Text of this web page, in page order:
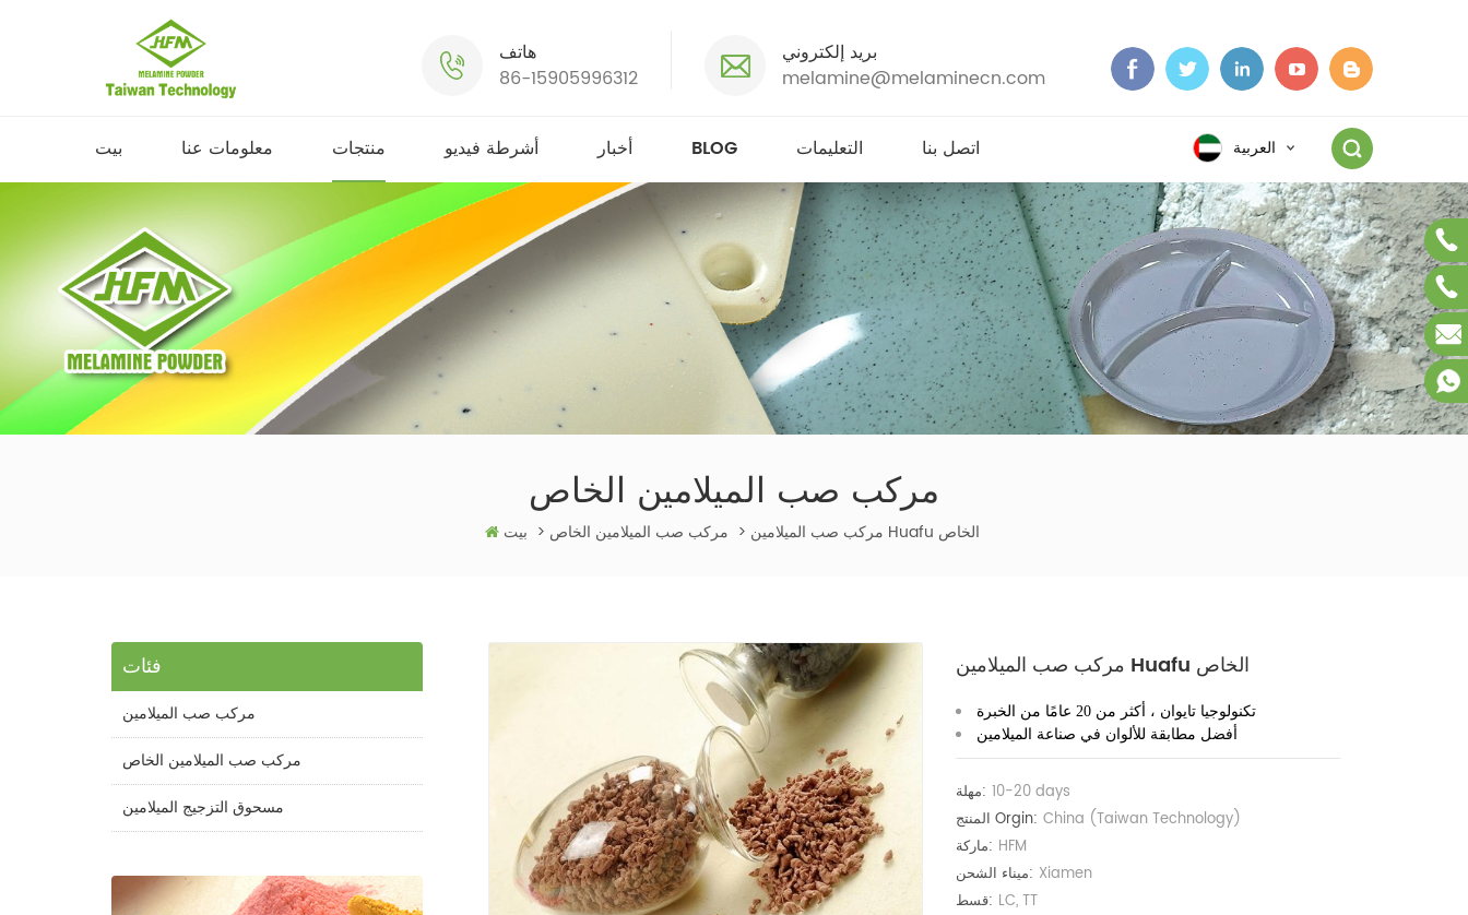
هاتف
86-15905996312
بريد إلكتروني
melamine@melaminecn.com
العربية بيت معلومات عنا منتجات أشرطة فيديو أخبار BLOG التعليمات اتصل بنا
مركب صب الميلامين الخاص
بيت > مركب صب الميلامين الخاص > مركب صب الميلامين Huafu الخاص
فئات
مركب صب الميلامين
مركب صب الميلامين الخاص
مسحوق التزجيج الميلامين
مركب صب الميلامين Huafu الخاص
تكنولوجيا تايوان ، أكثر من 20 عامًا من الخبرة
أفضل مطابقة للألوان في صناعة الميلامين
مهلة: 10-20 days
المنتج Orgin: China (Taiwan Technology)
ماركة: HFM
ميناء الشحن: Xiamen
قسط: LC, TT